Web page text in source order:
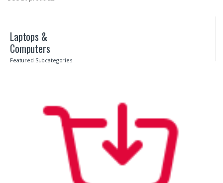
Laptops &
Computers
Featured Subcategories